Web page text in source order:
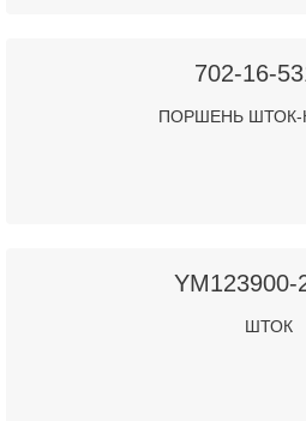
702-16-
ПОРШЕНЬ ШТОК-
YM123900-
ШТОК